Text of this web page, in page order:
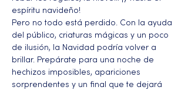
espíritu navideño!
Pero no todo está perdido. Con la ayuda
del público, criaturas mágicas y un poco
de ilusión, la Navidad podría volver a
brillar. Prepárate para una noche de
hechizos imposibles, apariciones
sorprendentes y un final que te dejará